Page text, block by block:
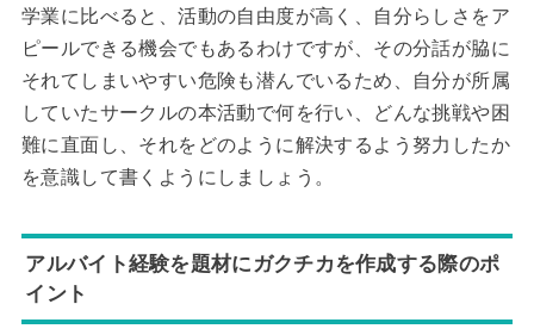
学業に比べると、活動の自由度が高く、自分らしさをア
ピールできる機会でもあるわけですが、その分話が脇に
それてしまいやすい危険も潜んでいるため、自分が所属
していたサークルの本活動で何を行い、どんな挑戦や困
難に直面し、それをどのように解決するよう努力したか
を意識して書くようにしましょう。
アルバイト経験を題材にガクチカを作成する際のポ
イント